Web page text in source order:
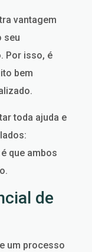
vantagem
seu
Por isso, é
bem
toda ajuda e
que ambos
de
um processo